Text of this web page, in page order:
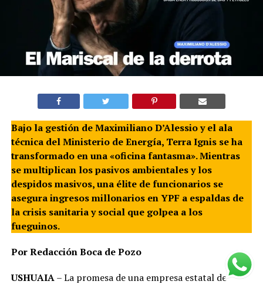
Bajo la gestión de Maximiliano D’Alessio y el ala
técnica del Ministerio de Energía, Terra Ignis se ha
transformado en una «oficina fantasma». Mientras
se multiplican los pasivos ambientales y los
despidos masivos, una élite de funcionarios se
asegura ingresos millonarios en YPF a espaldas de
la crisis sanitaria y social que golpea a los
fueguinos.
Por Redacción Boca de Pozo
USHUAIA– La promesa de una empresa estatal de